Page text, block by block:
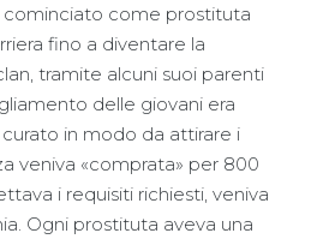
cominciato come prostituta
fino a diventare la
tramite alcuni suoi parenti
delle giovani era
in modo da attirare i
veniva «comprata» per 800
i requisiti richiesti, veniva
Ogni prostituta aveva una